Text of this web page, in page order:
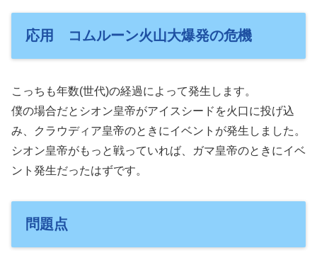
応用 コムルーン火山大爆発の危機
こっちも年数(世代)の経過によって発生します。
僕の場合だとシオン皇帝がアイスシードを火口に投げ込
み、クラウディア皇帝のときにイベントが発生しました。
シオン皇帝がもっと戦っていれば、ガマ皇帝のときにイベ
ント発生だったはずです。
問題点